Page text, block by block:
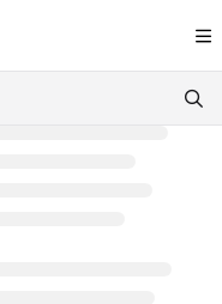
at: https://
before exploring further.